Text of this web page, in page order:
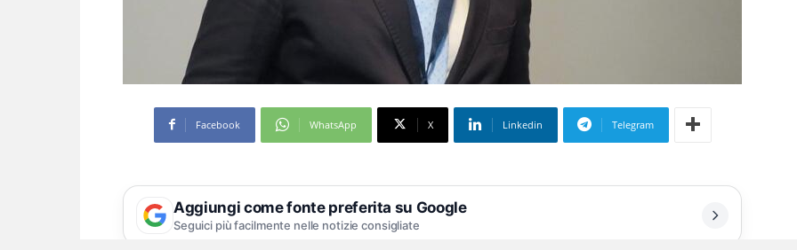
Facebook WhatsApp X Linkedin Telegram
Aggiungi come fonte preferita su Google
Seguici più facilmente nelle notizie consigliate